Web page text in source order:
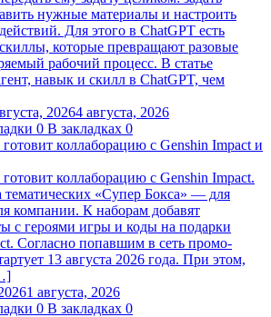
нужные материалы и настроить
Для этого в ChatGPT есть
которые превращают разовые
рабочий процесс. В статье
навык и скилл в ChatGPT, чем
20264 августа, 2026
0 В закладках 0
коллаборацию с Genshin Impact и
коллаборацию с Genshin Impact.
тематических «Супер Бокса» — для
компании. К наборам добавят
с героями игры и коды на подарки
Согласно попавшим в сеть промо-
13 августа 2026 года. При этом,
1 августа, 2026
0 В закладках 0